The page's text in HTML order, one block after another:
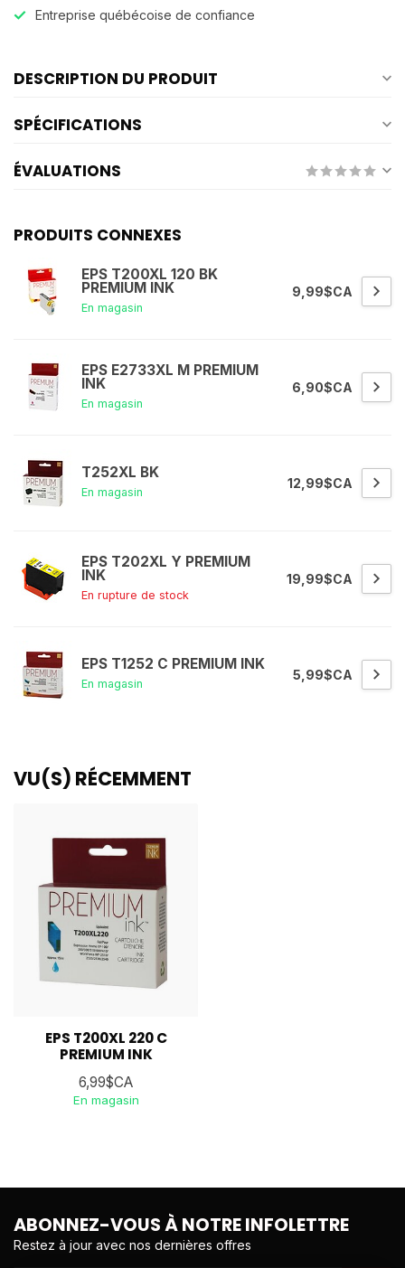
Entreprise québécoise de confiance
DESCRIPTION DU PRODUIT
SPÉCIFICATIONS
ÉVALUATIONS
PRODUITS CONNEXES
EPS T200XL 120 BK
PREMIUM INK
En magasin
9,99$CA
EPS E2733XL M PREMIUM
INK
En magasin
6,90$CA
T252XL BK
En magasin
12,99$CA
EPS T202XL Y PREMIUM
INK
En rupture de stock
19,99$CA
EPS T1252 C PREMIUM INK
En magasin
5,99$CA
VU(S) RÉCEMMENT
EPS T200XL 220 C
PREMIUM INK
6,99$CA
En magasin
ABONNEZ-VOUS À NOTRE INFOLETTRE
Restez à jour avec nos dernières offres